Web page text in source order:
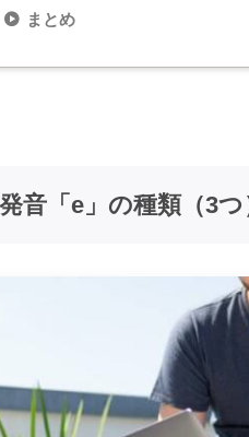
まとめ
音「e」の種類（3